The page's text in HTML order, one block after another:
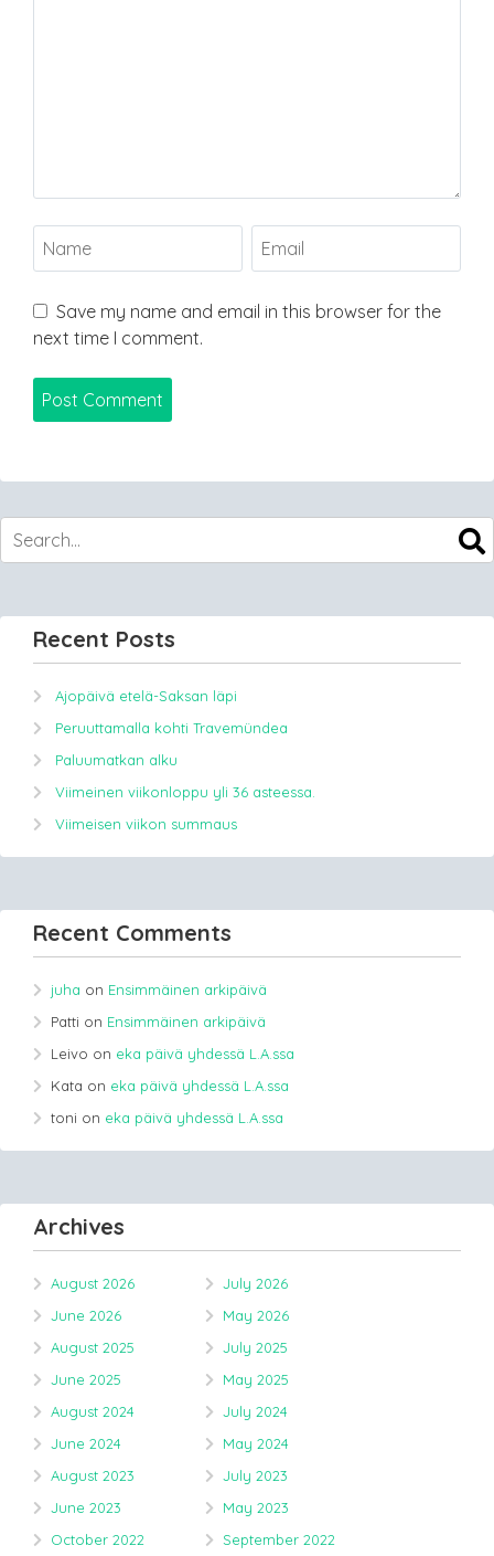
Save my name and email in this browser for the
next time I comment.
Recent Posts
Ajopäivä etelä-Saksan läpi
Peruuttamalla kohti Travemündea
Paluumatkan alku
Viimeinen viikonloppu yli 36 asteessa.
Viimeisen viikon summaus
Recent Comments
juha on Ensimmäinen arkipäivä
Patti on Ensimmäinen arkipäivä
Leivo on eka päivä yhdessä L.A.ssa
Kata on eka päivä yhdessä L.A.ssa
toni on eka päivä yhdessä L.A.ssa
Archives
August 2026
July 2026
June 2026
May 2026
August 2025
July 2025
June 2025
May 2025
August 2024
July 2024
June 2024
May 2024
August 2023
July 2023
June 2023
May 2023
October 2022
September 2022